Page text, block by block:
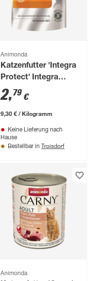
Animonda
Katzenfutter 'Integra
Protect' Integra
Renal Nieren 300 g
2,79 €
9,30 € / Kilogramm
Keine Lieferung nach
Hause
Bestellbar in Troisdorf
Animonda